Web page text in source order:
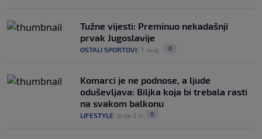
Tužne vijesti: Preminuo nekadašnji
prvak Jugoslavije
OSTALI SPORTOVI 7. aug. 0
Komarci je ne podnose, a ljude
oduševljava: Biljka koja bi trebala rasti
na svakom balkonu
LIFESTYLE prije 2 h 0